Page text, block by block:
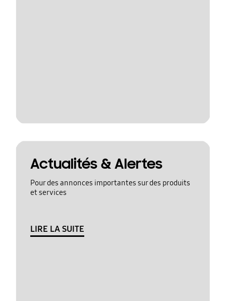
Actualités & Alertes
Pour des annonces importantes sur des produits
et services
LIRE LA SUITE